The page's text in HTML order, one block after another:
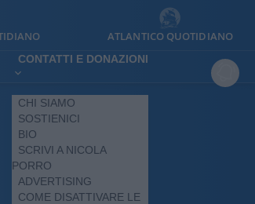
ATLANTICO QUOTIDIANO
CONTATTI E DONAZIONI
CHI SIAMO
SOSTIENICI
BIO
SCRIVI A NICOLA
PORRO
ADVERTISING
COME DISATTIVARE LE